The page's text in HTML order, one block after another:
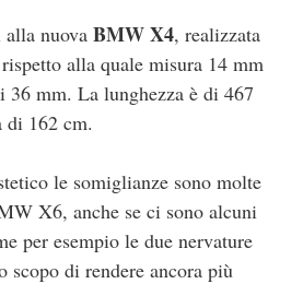
nuova BMW X4, realizzata
alla quale misura 14 mm
36 mm. La lunghezza è di 467
di 162 cm.
le somiglianze sono molte
X6, anche se ci sono alcuni
per esempio le due nervature
scopo di rendere ancora più